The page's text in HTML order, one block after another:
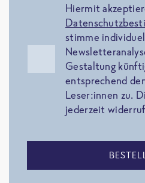
Hiermit
stimme
Gestaltung
entsprechend
Leser:innen zu.
jederzeit